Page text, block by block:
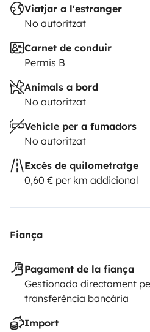
Viatjar a l'estranger
No autoritzat
Carnet de conduir
Permis B
Animals a bord
No autoritzat
Vehicle per a fumadors
No autoritzat
Excés de quilometratge
0,60 € per km addicional
Fiança
Pagament de la fiança
Gestionada directament
transferència bancària
Import